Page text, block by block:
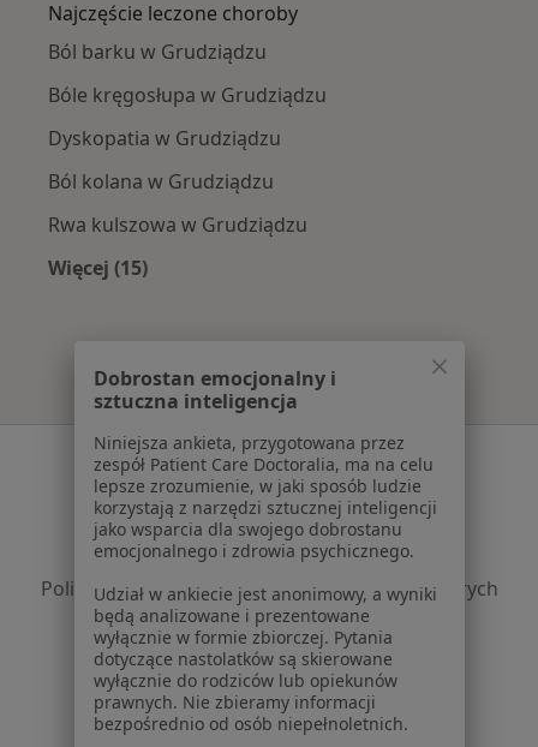
Najczęście leczone choroby
Ból barku w Grudziądzu
Bóle kręgosłupa w Grudziądzu
Dyskopatia w Grudziądzu
Ból kolana w Grudziądzu
Rwa kulszowa w Grudziądzu
Więcej (15)
Serwis
Regulamin
Polityka prywatności pacjentów
Polityka prywatności profesjonalistów
Polityka prywatności dla profesjonalistów, których
dane pozyskaliśmy samodzielnie
Polityka cookies
Jak działają wyniki wyszukiwania
Dostępność
O nas
Dobrostan emocjonalny i
sztuczna inteligencja
Niniejsza ankieta, przygotowana przez
zespół Patient Care Doctoralia, ma na celu
lepsze zrozumienie, w jaki sposób ludzie
korzystają z narzędzi sztucznej inteligencji
jako wsparcia dla swojego dobrostanu
emocjonalnego i zdrowia psychicznego.
Udział w ankiecie jest anonimowy, a wyniki
będą analizowane i prezentowane
wyłącznie w formie zbiorczej. Pytania
dotyczące nastolatków są skierowane
wyłącznie do rodziców lub opiekunów
prawnych. Nie zbieramy informacji
bezpośrednio od osób niepełnoletnich.